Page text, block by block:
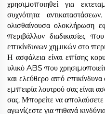
χρησιμοποιηθεί για
συχνότητα
ολισθαίνουσα ολοκλήρωση
περιβάλλον διαδικασίες
επικίνδυνων χημικών στο
Η ασφάλεια είναι επίσης
υλικό ABS που
και ελεύθερο από επικίνδυνα
εμπειρία λουτρού σας είναι
σας. Μπορείτε να
αγωνίζεστε για πιθανά